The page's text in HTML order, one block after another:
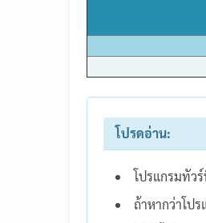
โปรดอ่าน:
โปรแกรมทัว
ถ้าหากว่าโป